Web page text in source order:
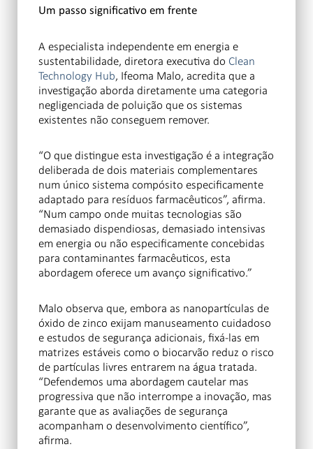
Um passo significativo em frente
A especialista independente em energia e
sustentabilidade, diretora executiva do Clean
Technology Hub, Ifeoma Malo, acredita que a
investigação aborda diretamente uma categoria
negligenciada de poluição que os sistemas
existentes não conseguem remover.
“O que distingue esta investigação é a integração
deliberada de dois materiais complementares
num único sistema compósito especificamente
adaptado para resíduos farmacêuticos”, afirma.
“Num campo onde muitas tecnologias são
demasiado dispendiosas, demasiado intensivas
em energia ou não especificamente concebidas
para contaminantes farmacêuticos, esta
abordagem oferece um avanço significativo.”
Malo observa que, embora as nanopartículas de
óxido de zinco exijam manuseamento cuidadoso
e estudos de segurança adicionais, fixá-las em
matrizes estáveis como o biocarvão reduz o risco
de partículas livres entrarem na água tratada.
“Defendemos uma abordagem cautelar mas
progressiva que não interrompe a inovação, mas
garante que as avaliações de segurança
acompanham o desenvolvimento científico”,
afirma.